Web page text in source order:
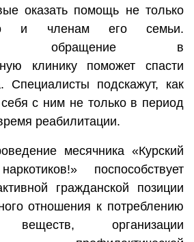
оказать помощь не только
и членам его семьи.
обращение в
клинику поможет спасти
Специалисты подскажут, как
с ним не только в период
реабилитации.
месячника «Курский
поспособствует
гражданской позиции
отношения к потреблению
веществ, организации